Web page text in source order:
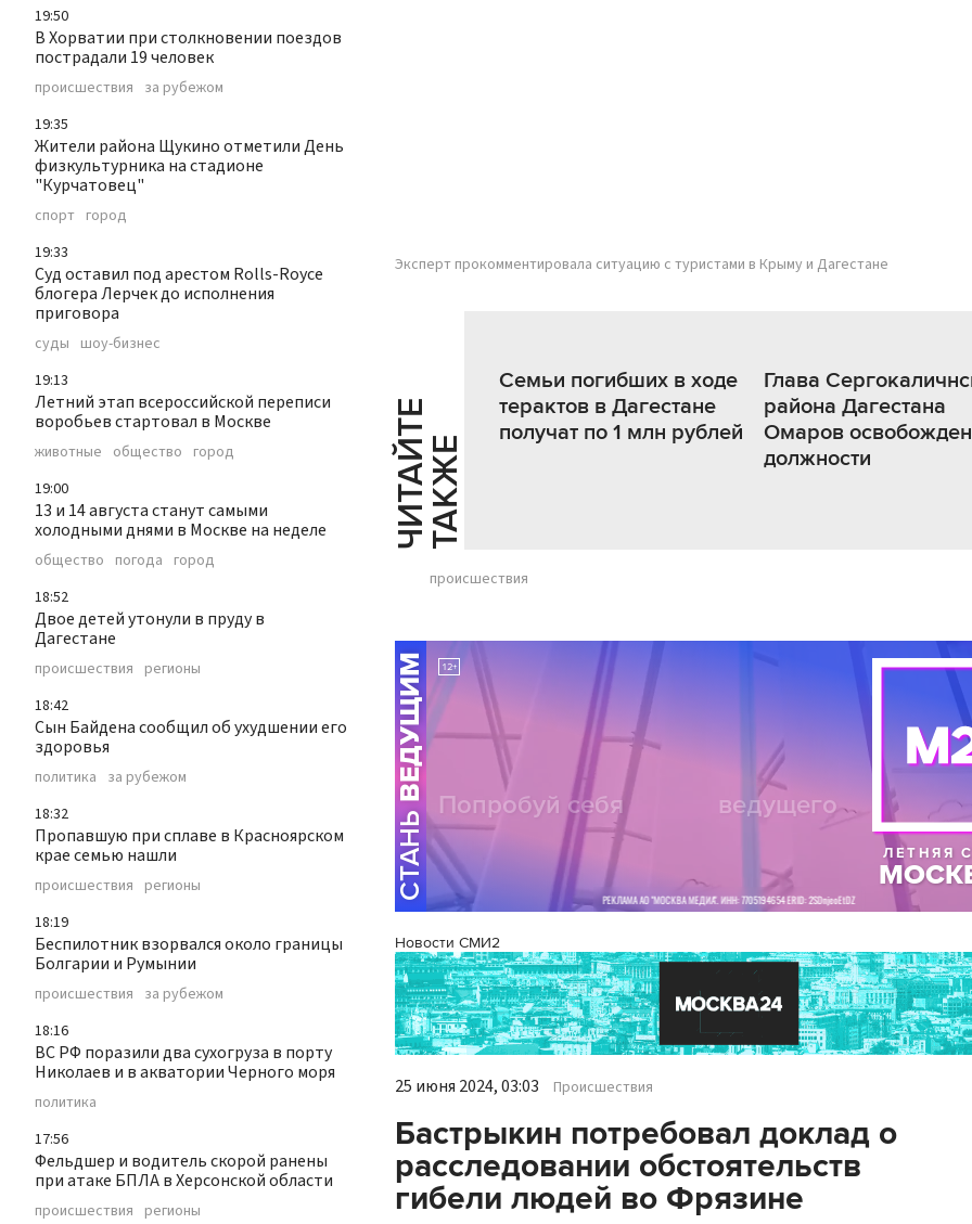
19:50
В Хорватии при столкновении поездов
пострадали 19 человек
происшествия за рубежом
19:35
Жители района Щукино отметили День
физкультурника на стадионе
"Курчатовец"
спорт город
19:33
Суд оставил под арестом Rolls-Royce
блогера Лерчек до исполнения
приговора
суды шоу-бизнес
19:13
Летний этап всероссийской переписи
воробьев стартовал в Москве
животные общество город
19:00
13 и 14 августа станут самыми
холодными днями в Москве на неделе
общество погода город
18:52
Двое детей утонули в пруду в
Дагестане
происшествия регионы
18:42
Сын Байдена сообщил об ухудшении его
здоровья
политика за рубежом
18:32
Пропавшую при сплаве в Красноярском
крае семью нашли
происшествия регионы
18:19
Беспилотник взорвался около границы
Болгарии и Румынии
происшествия за рубежом
18:16
ВС РФ поразили два сухогруза в порту
Николаев и в акватории Черного моря
политика
17:56
Фельдшер и водитель скорой ранены
при атаке БПЛА в Херсонской области
происшествия регионы
Эксперт прокомментировала ситуацию с туристами в Крыму и Дагестане
Ч
И
Т
АЙ
Т
Е
Т
А
К
ЖЕ
Семьи погибших в ходе
терактов в Дагестане
получат по 1 млн рублей
Глава
района Дагестана
Омаров
должности
происшествия
Новости СМИ2
25 июня 2024, 03:03 Происшествия
Бастрыкин потребовал доклад о
расследовании обстоятельств
гибели людей во Фрязине